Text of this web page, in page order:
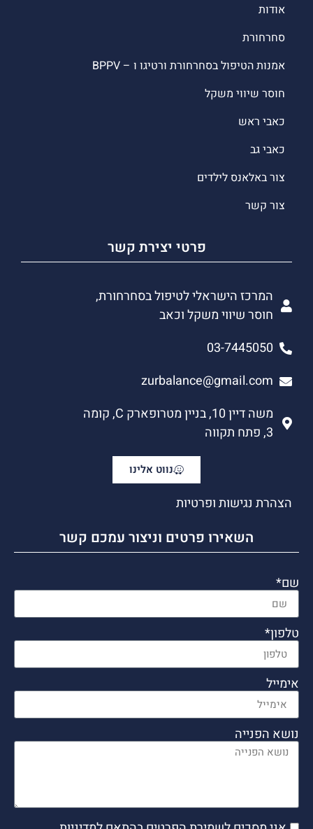
אודות
סחרחורת
אמנות הטיפול בסחרחורת ורטיגו ו – BPPV
חוסר שיווי משקל
כאבי ראש
כאבי גב
צור באלאנס לילדים
צור קשר
פרטי יצירת קשר
המרכז הישראלי לטיפול בסחרחורת,
חוסר שיווי משקל וכאב
03-7445050
zurbalance@gmail.com
משה דיין 10, בניין מטרופארק C, קומה
3, פתח תקווה
נווט אלינו
הצהרת נגישות ופרטיות
השאירו פרטים וניצור עמכם קשר
שם*
טלפון*
אימייל
נושא הפנייה